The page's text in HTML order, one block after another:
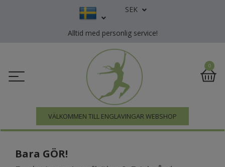
SEK
Alltid med personlig service!
VÄLKOMMEN TILL ENGLAVINGAR WEBSHOP
0
Bara GÖR!